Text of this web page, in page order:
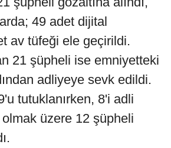
49 adet dijital
av tüfeği ele geçirildi.
21 şüpheli ise emniyetteki
adliyeye sevk edildi.
tutuklanırken, 8'i adli
olmak üzere 12 şüpheli